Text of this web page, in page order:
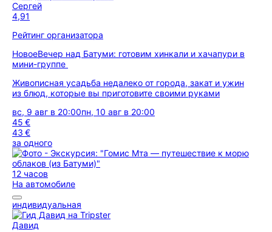
Сергей
4,91
Рейтинг организатора
НовоеВечер над Батуми: готовим хинкали и хачапури в
мини-группе
Живописная усадьба недалеко от города, закат и ужин
из блюд, которые вы приготовите своими руками
вс, 9 авг в 20:00пн, 10 авг в 20:00
45 €
43 €
за одного
12 часов
На автомобиле
индивидуальная
Давид